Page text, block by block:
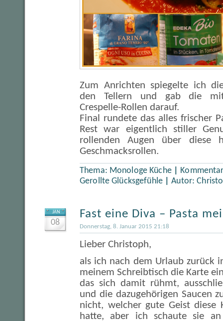
Zum Anrichten spiegelte ich
den Tellern und gab die
Crespelle-Rollen darauf.
Final rundete das alles frischer
Rest war eigentlich stiller
rollenden Augen über diese
Geschmacksrollen.
Thema: Monologe Küche
Gerollte Glücksgefühle|Autor:
JAN
08
Fast eine Diva – Pasta
Donnerstag, 8. Januar 2015 21:18
Lieber Christoph,
als ich nach dem Urlaub zurück
meinem Schreibtisch die Karte
das sich damit rühmt,
und die dazugehörigen Saucen
nicht, welcher gute Geist diese
hatte, aber ich schaute sie